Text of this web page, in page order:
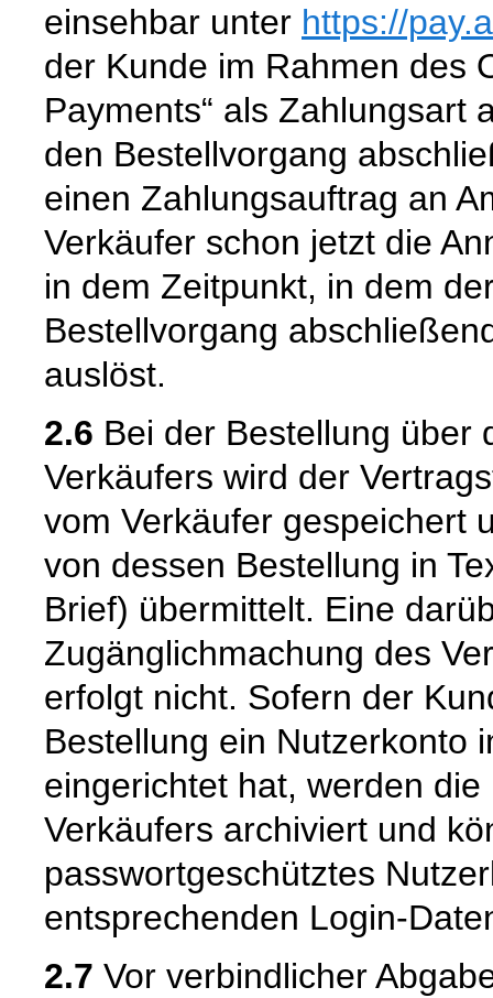
einsehbar unter https://
der Kunde im Rahmen des
Payments“ als Zahlungsart
den Bestellvorgang
einen Zahlungsauftrag an
Verkäufer schon jetzt die
in dem Zeitpunkt, in dem
Bestellvorgang
auslöst.
2.6 Bei der Bestellung über
Verkäufers wird der
vom Verkäufer gespeichert
von dessen Bestellung in
Brief) übermittelt. Eine
Zugänglichmachung des
erfolgt nicht. Sofern der
Bestellung ein Nutzerkonto
eingerichtet hat, werden
Verkäufers archiviert und
passwortgeschütztes
entsprechenden Login-
2.7 Vor verbindlicher